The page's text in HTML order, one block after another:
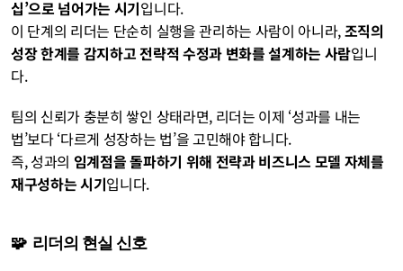
십’으로 넘어가는 시기입니다.
이 단계의 리더는 단순히 실행을 관리하는 사람이 아니라, 조직의
성장 한계를 감지하고 전략적 수정과 변화를 설계하는 사람입니
다.
팀의 신뢰가 충분히 쌓인 상태라면, 리더는 이제 ‘성과를 내는
법’보다 ‘다르게 성장하는 법’을 고민해야 합니다.
즉, 성과의 임계점을 돌파하기 위해 전략과 비즈니스 모델 자체를
재구성하는 시기입니다.
🧩  리더의 현실 신호